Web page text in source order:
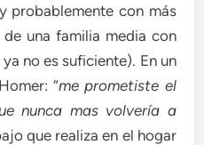
probablemente con más
una familia media con
no es suficiente). En un
“me prometiste el
nunca mas volvería a
que realiza en el hogar